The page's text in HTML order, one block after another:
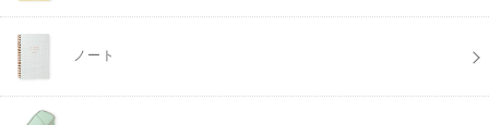
ノート